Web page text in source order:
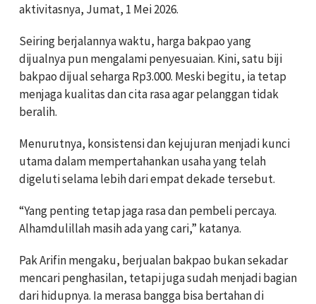
aktivitasnya, Jumat, 1 Mei 2026.
Seiring berjalannya waktu, harga bakpao yang
dijualnya pun mengalami penyesuaian. Kini, satu biji
bakpao dijual seharga Rp3.000. Meski begitu, ia tetap
menjaga kualitas dan cita rasa agar pelanggan tidak
beralih.
Menurutnya, konsistensi dan kejujuran menjadi kunci
utama dalam mempertahankan usaha yang telah
digeluti selama lebih dari empat dekade tersebut.
“Yang penting tetap jaga rasa dan pembeli percaya.
Alhamdulillah masih ada yang cari,” katanya.
Pak Arifin mengaku, berjualan bakpao bukan sekadar
mencari penghasilan, tetapi juga sudah menjadi bagian
dari hidupnya. Ia merasa bangga bisa bertahan di